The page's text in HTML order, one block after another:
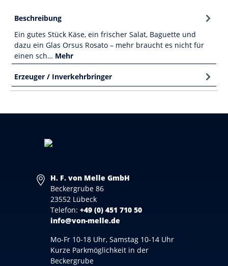
Beschreibung
Ein gutes Stück Käse, ein frischer Salat, Baguette und
dazu ein Glas Orsus Rosato – mehr braucht es nicht für
einen sch… Mehr
Erzeuger / Inverkehrbringer
H. F. von Melle GmbH
Beckergrube 86
23552 Lübeck
Telefon: +49 (0) 451 710 50
info@von-melle.de
Mo-Fr 10-18 Uhr, Samstag 10-14 Uhr
Kurze Parkmöglichkeit in der
Beckergrube